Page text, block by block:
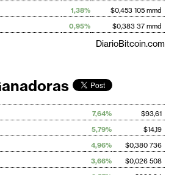
1,38%
$0,453 105 mmd
0,95% $0,383 37 mmd
DiarioBitcoin.com
7,64%
$93,61
5,79%
$14,19
4,96%
$0,380 736
3,66%
$0,026 508